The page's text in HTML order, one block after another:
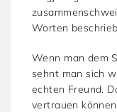
Worten
Wenn man dem
sehnt man sich
echten Freund.
vertrauen